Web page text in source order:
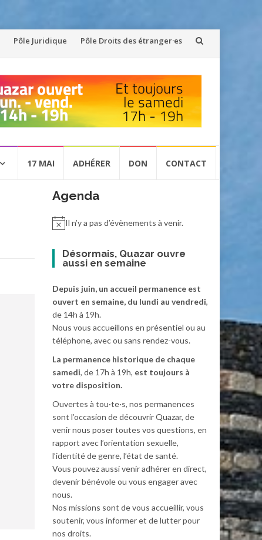
Pôle Juridique Pôle Droits des étranger·es
17 MAI ADHÉRER DON CONTACT
Agenda
Il n’y a pas d’évènements à venir.
Désormais, Quazar ouvre
aussi en semaine
Depuis juin, un accueil permanence est
ouvert en semaine, du lundi au vendredi,
de 14h à 19h.
Nous vous accueillons en présentiel ou au
téléphone, avec ou sans rendez-vous.
La permanence historique de chaque
samedi, de 17h à 19h, est toujours à
votre disposition.
Ouvertes à tou·te·s, nos permanences
sont l’occasion de découvrir Quazar, de
venir nous poser toutes vos questions, en
rapport avec l’orientation sexuelle,
l’identité de genre, l’état de santé.
Vous pouvez aussi venir adhérer en direct,
devenir bénévole ou vous engager avec
nous.
Nos missions sont de vous accueillir, vous
soutenir, vous informer et de lutter pour
nos droits.